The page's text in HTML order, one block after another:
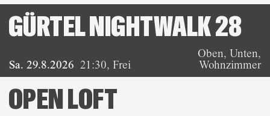
Sa. 29.8.2026 21:30,Frei
GÜRTEL NIGHTWALK 28
Oben, Unten,
Wohnzimmer
OPEN LOFT